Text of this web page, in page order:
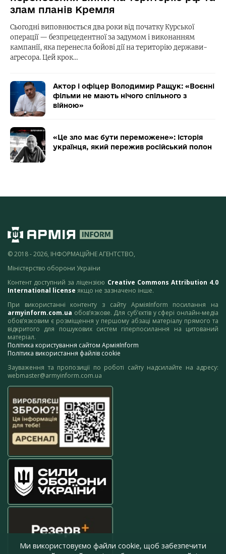
злам планів Кремля
Сьогодні виповнюється два роки від початку Курської
операції — безпрецедентної за задумом і виконанням
кампанії, яка перенесла бойові дії на територію держави-
агресора. Цей крок…
Актор і офіцер Володимир Ращук: «Воєнні
фільми не мають нічого спільного з
війною»
«Це зло має бути переможене»: історія
українця, який пережив російський полон
© 2018 - 2026, ІНФОРМАЦІЙНЕ АГЕНТСТВО,
Міністерство оборони України
Контент доступний за ліцензією Creative Commons Attribution 4.0
International license якщо не зазначено інше.
При використанні контенту з сайту АрміяInform посилання на
armyinform.com.ua обов’язкове. Для суб’єктів у сфері онлайн-медіа
обов’язковим є розміщення у першому абзаці матеріалу прямого та
відкритого для пошукових систем гіперпосилання на цитований
матеріал.
Політика користування сайтом АрміяInform
Політика використання файлів cookie
Зауваження та пропозиції по роботі сайту надсилайте на адресу:
webmaster@armyinform.com.ua
Ми використовуємо файли cookie, щоб забезпечити